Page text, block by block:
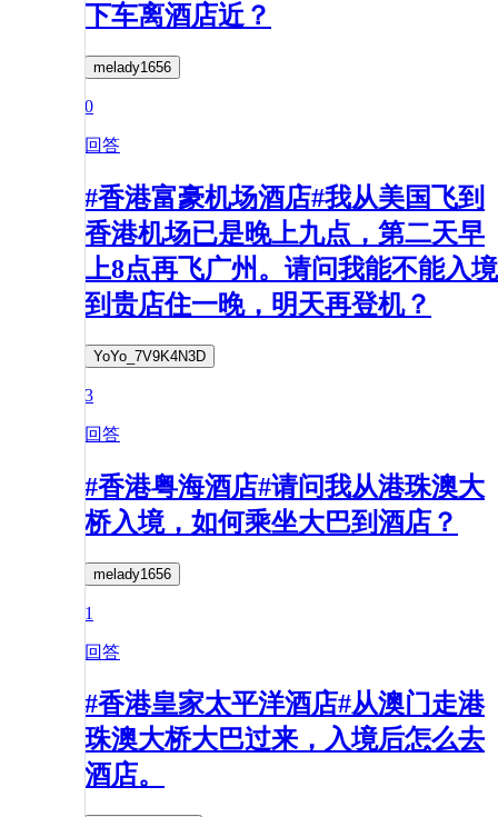
下车离酒店近？
melady1656
0
回答
#香港富豪机场酒店#我从美国飞到
香港机场已是晚上九点，第二天早
上8点再飞广州。请问我能不能入境
到贵店住一晚，明天再登机？
YoYo_7V9K4N3D
3
回答
#香港粤海酒店#请问我从港珠澳大
桥入境，如何乘坐大巴到酒店？
melady1656
1
回答
#香港皇家太平洋酒店#从澳门走港
珠澳大桥大巴过来，入境后怎么去
酒店。